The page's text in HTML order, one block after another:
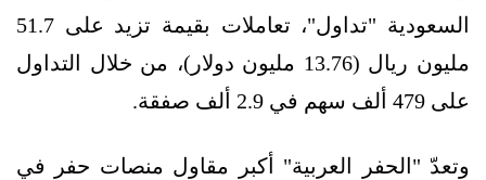
السعودية "تداول"، تعاملات بقيمة تزيد على 51.7
مليون ريال (13.76 مليون دولار)، من خلال التداول
على 479 ألف سهم في 2.9 ألف صفقة.
وتعدّ "الحفر العربية" أكبر مقاول منصات حفر في